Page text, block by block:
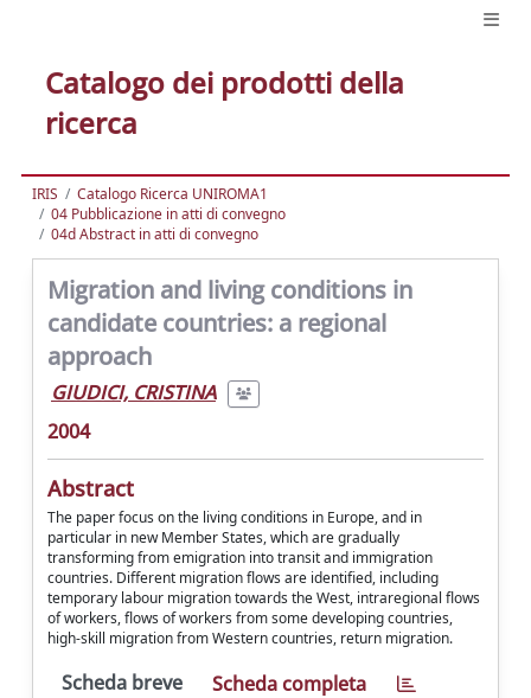
Catalogo dei prodotti della
ricerca
IRIS
Catalogo Ricerca UNIROMA1
04 Pubblicazione in atti di convegno
04d Abstract in atti di convegno
Migration and living conditions in
candidate countries: a regional
approach
GIUDICI, CRISTINA
2004
Abstract
The paper focus on the living conditions in Europe, and in
particular in new Member States, which are gradually
transforming from emigration into transit and immigration
countries. Different migration flows are identified, including
temporary labour migration towards the West, intraregional flows
of workers, flows of workers from some developing countries,
high-skill migration from Western countries, return migration.
Scheda breve Scheda completa